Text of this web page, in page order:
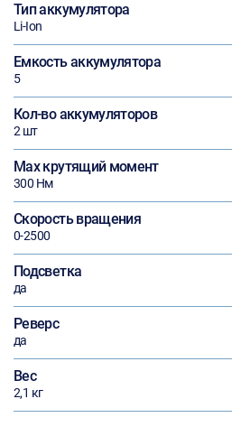
Тип аккумулятора
Li-Ion
Емкость аккумулятора
5
Кол-во аккумуляторов
2 шт
Max крутящий момент
300 Нм
Скорость вращения
0-2500
Подсветка
да
Реверс
да
Вес
2,1 кг